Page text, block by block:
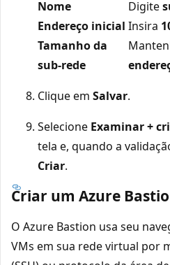
Nome
Digite
Endereço inicial Insira
Tamanho da
sub-rede
Clique em Salvar.
Selecione Examinar +
tela e, quando a
Criar.
Criar um Azure
O Azure Bastion usa seu
VMs em sua rede virtual por